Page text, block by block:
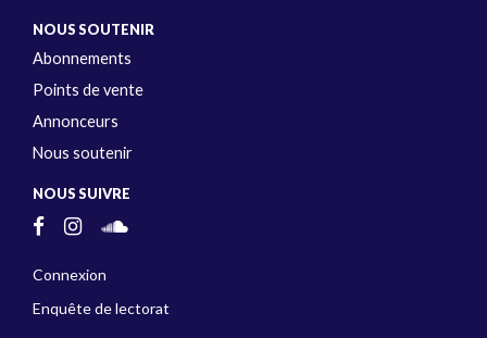
NOUS SOUTENIR
Abonnements
Points de vente
Annonceurs
Nous soutenir
NOUS SUIVRE
Connexion
Enquête de lectorat